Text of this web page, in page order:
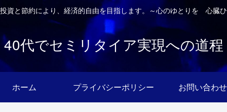
資と節約により、経済的自由を目指します。～心のゆとりを 心臓
40代でセミリタイア実現への道程
ホーム プライバシーポリシー お問い合わせ